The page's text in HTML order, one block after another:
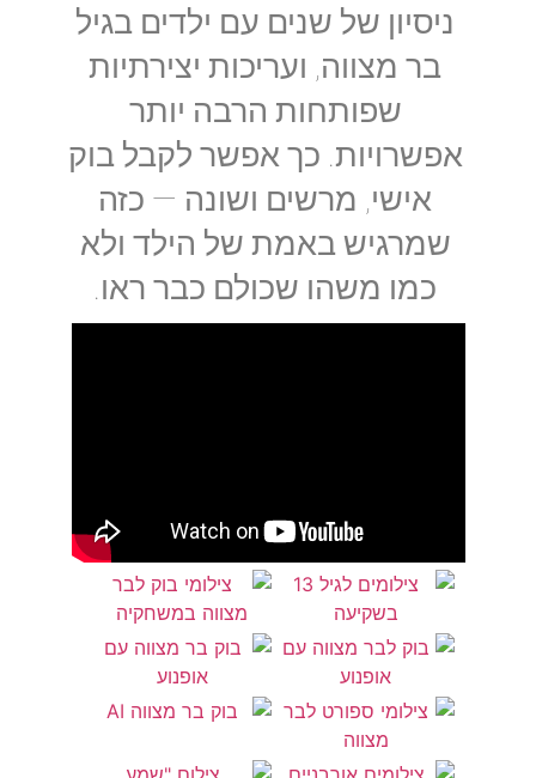
ניסיון של שנים עם ילדים בגיל
בר מצווה, ועריכות יצירתיות
שפותחות הרבה יותר
אפשרויות. כך אפשר לקבל בוק
אישי, מרשים ושונה — כזה
שמרגיש באמת של הילד ולא
כמו משהו שכולם כבר ראו.